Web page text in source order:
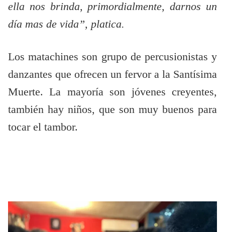
ella nos brinda, primordialmente, darnos un
día mas de vida”, platica.
Los matachines son grupo de percusionistas y
danzantes que ofrecen un fervor a la Santísima
Muerte. La mayoría son jóvenes creyentes,
también hay niños, que son muy buenos para
tocar el tambor.